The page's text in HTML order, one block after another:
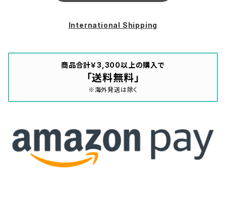
International Shipping
商品合計￥3,300以上の購入で
「送料無料」
※海外発送は除く